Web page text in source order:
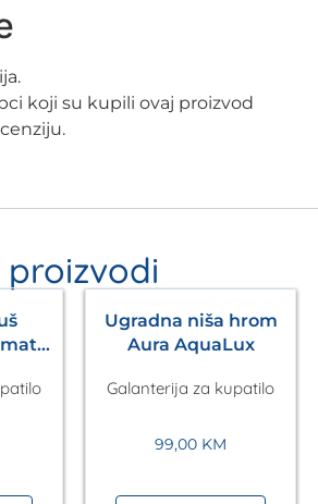
koji su kupili ovaj proizvod
proizvodi
Ugradna niša hrom
Aura AquaLux
Galanterija za kupatilo
99,00 KM